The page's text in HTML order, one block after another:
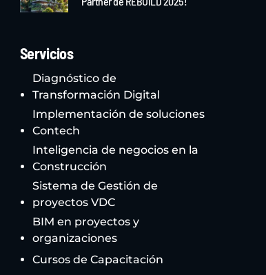
Servicios
Diagnóstico de
Transformación Digital
Implementación de soluciones
Contech
Inteligencia de negocios en la
Construcción
Sistema de Gestión de
proyectos VDC
BIM en proyectos y
organizaciones
Cursos de Capacitación